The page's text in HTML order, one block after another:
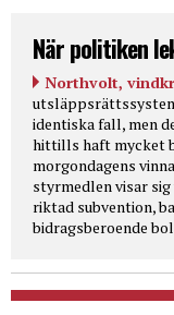
När politiken
Northvolt,
identiska fall, men
hittills haft mycket
morgondagens
styrmedlen visar
riktad subvention,
bidragsberoende